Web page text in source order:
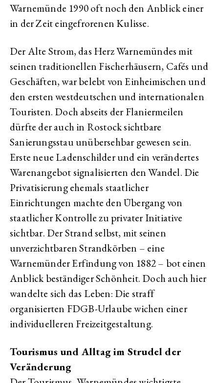
Warnemünde 1990 oft noch den Anblick einer
in der Zeit eingefrorenen Kulisse.
Der Alte Strom, das Herz Warnemündes mit
seinen traditionellen Fischerhäusern, Cafés und
Geschäften, war belebt von Einheimischen und
den ersten westdeutschen und internationalen
Touristen. Doch abseits der Flaniermeilen
dürfte der auch in Rostock sichtbare
Sanierungsstau unübersehbar gewesen sein.
Erste neue Ladenschilder und ein verändertes
Warenangebot signalisierten den Wandel. Die
Privatisierung ehemals staatlicher
Einrichtungen machte den Übergang von
staatlicher Kontrolle zu privater Initiative
sichtbar. Der Strand selbst, mit seinen
unverzichtbaren Strandkörben – eine
Warnemünder Erfindung von 1882 – bot einen
Anblick beständiger Schönheit. Doch auch hier
wandelte sich das Leben: Die straff
organisierten FDGB-Urlaube wichen einer
individuelleren Freizeitgestaltung.
Tourismus und Alltag im Strudel der
Veränderung